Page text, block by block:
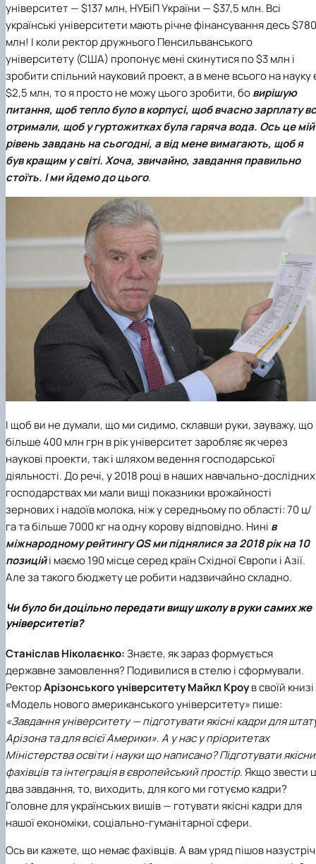
університет — $137 млн, НУБіП України — $37,5 млн. Всі
українські університети мають річне фінансування десь $780
млн! І коли ректор дружнього Пенсильванського
університету (США) пропонує мені скинутися по $3 млн і
зробити спільний науковий проект, а в мене всього на науку
$2,5 млн, то я просто не можу цього зробити, бовирішую
питання, щоб тепло було в корпусі, щоб вчасно зарплату
отримали, щоб у гуртожитках була гаряча вода. Ось це мій
рівень завдань на сьогодні, а від мене вимагають, щоб я
був кращим у світі. Хоча, звичайно, завдання правильно
стоїть. І ми йдемо до цього.
І щоб ви не думали, що ми сидимо, склавши руки, зауважу, що
більше 400 млн грн в рік університет заробляє як через
наукові проекти, так і шляхом ведення господарської
діяльності. До речі, у 2018 році в наших навчально-дослідних
господарствах ми мали вищі показники врожайності
зернових і надоїв молока, ніж у середньому по області: 70 ц/
га та більше 7000 кг на одну корову відповідно. Нині в
міжнародному рейтингу QS ми піднялися за 2018 рік на 10
позиційі маємо 190 місце серед країн Східної Європи і Азії.
Але за такого бюджету це робити надзвичайно складно.
Чи було би доцільно передати вищу школу в руки самих же
університетів?
Станіслав Ніколаєнко:Знаєте, як зараз формується
державне замовлення? Подивилися в стелю і сформували.
РекторАрізонського університетуМайкл Кроув своїй книзі
«Модель нового американського університету» пише:
«Завдання університету — підготувати якісні кадри для
Арізона та для всієї Америки».А у нас у пріоритетах
Міністерства освіти і наукищо написано? Підготувати
фахівців та інтеграція в європейський простір. Якщо звести
два завдання, то, виходить, для кого ми готуємо кадри?
Головне для українських вишів — готувати якісні кадри для
нашої економіки, соціально-гуманітарної сфери.
Ось ви кажете, що немає фахівців. А вам уряд пішов назустріч